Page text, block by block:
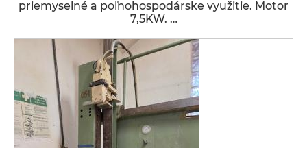
priemyselné a poľnohospodárske využitie. Motor
7,5KW. …